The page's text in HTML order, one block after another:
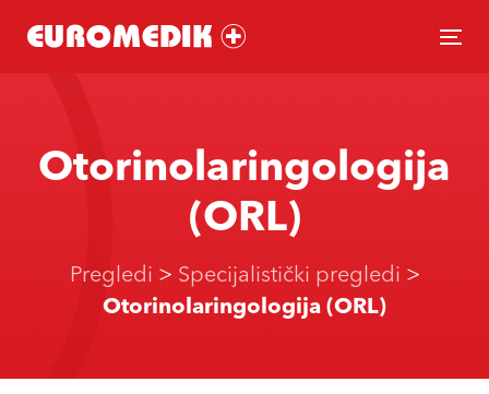
links
Otorinolaringologija
(ORL)
Pregledi > Specijalistički pregledi >
Otorinolaringologija (ORL)